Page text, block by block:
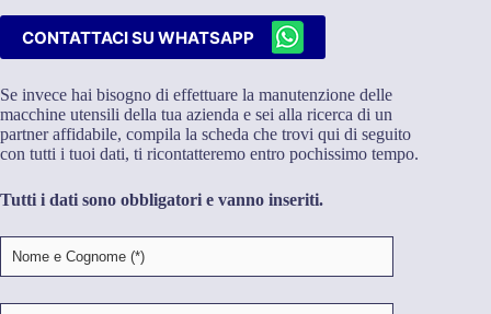
CONTATTACI SU WHATSAPP
Se invece hai bisogno di effettuare la manutenzione delle
macchine utensili della tua azienda e sei alla ricerca di un
partner affidabile, compila la scheda che trovi qui di seguito
con tutti i tuoi dati, ti ricontatteremo entro pochissimo tempo.
Tutti i dati sono obbligatori e vanno inseriti.